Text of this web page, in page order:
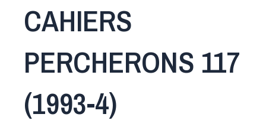
CAHIERS
PERCHERONS 117
(1993-4)